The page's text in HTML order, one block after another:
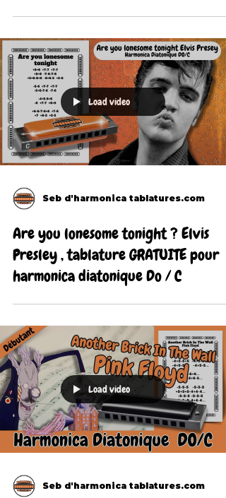
Load video
Seb d'harmonica tablatures.com
Are you lonesome tonight ? Elvis
Presley , tablature GRATUITE pour
harmonica diatonique Do / C
Load video
Seb d'harmonica tablatures.com